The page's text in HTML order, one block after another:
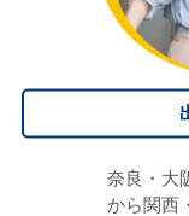
奈良・大
から関西